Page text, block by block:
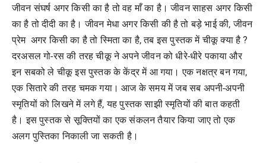
जीवन संघर्ष अगर किसी का है तो वह माँ का है। जीवन साहस अगर किसी
का है तो दीदी का है। जीवन मेधा अगर किसी की है तो बड़े भाई की, जीवन
प्रेम अगर किसी का है तो स्मिता का है, तब इस पुस्तक में चीकू क्या है ?
दरअसल गो-रस की तरह चीकू ने अपने जीवन को धीरे-धीरे पकाया और
इन सबको ले चीकू इस पुस्तक के केंद्र में आ गया। एक नक्षत्र बन गया,
एक सितारे की तरह चमक गया। आज के समय में जब सब अपनी-अपनी
स्मृतियों को लिखने में लगे हैं, यह पुस्तक साझी स्मृतियों की बात कहती
है। इस पुस्तक से सूक्तियों का एक संकलन तैयार किया जाए तो एक
अलग पुस्तिका निकाली जा सकती है।